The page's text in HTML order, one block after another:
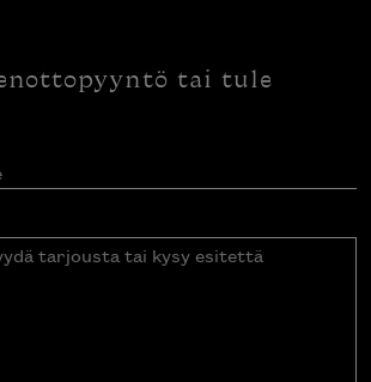
tai tule
(Pakollinen)